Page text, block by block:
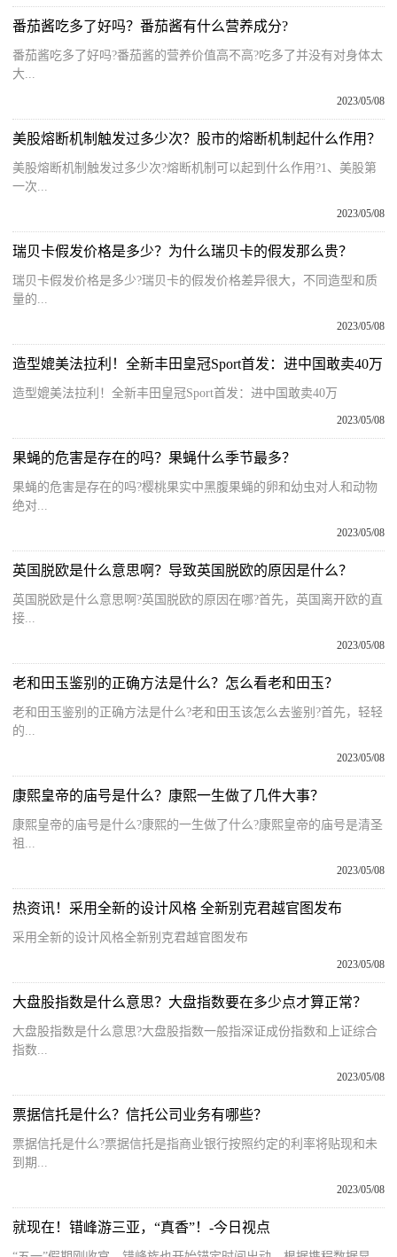
番茄酱吃多了好吗？番茄酱有什么营养成分?
番茄酱吃多了好吗?番茄酱的营养价值高不高?吃多了并没有对身体太
大...
2023/05/08
美股熔断机制触发过多少次？股市的熔断机制起什么作用？
美股熔断机制触发过多少次?熔断机制可以起到什么作用?1、美股第
一次...
2023/05/08
瑞贝卡假发价格是多少？为什么瑞贝卡的假发那么贵？
瑞贝卡假发价格是多少?瑞贝卡的假发价格差异很大，不同造型和质
量的...
2023/05/08
造型媲美法拉利！全新丰田皇冠Sport首发：进中国敢卖40万
造型媲美法拉利！全新丰田皇冠Sport首发：进中国敢卖40万
2023/05/08
果蝇的危害是存在的吗？果蝇什么季节最多？
果蝇的危害是存在的吗?樱桃果实中黑腹果蝇的卵和幼虫对人和动物
绝对...
2023/05/08
英国脱欧是什么意思啊？导致英国脱欧的原因是什么？
英国脱欧是什么意思啊?英国脱欧的原因在哪?首先，英国离开欧的直
接...
2023/05/08
老和田玉鉴别的正确方法是什么？怎么看老和田玉？
老和田玉鉴别的正确方法是什么?老和田玉该怎么去鉴别?首先，轻轻
的...
2023/05/08
康熙皇帝的庙号是什么？康熙一生做了几件大事？
康熙皇帝的庙号是什么?康熙的一生做了什么?康熙皇帝的庙号是清圣
祖...
2023/05/08
热资讯！采用全新的设计风格 全新别克君越官图发布
采用全新的设计风格全新别克君越官图发布
2023/05/08
大盘股指数是什么意思？大盘指数要在多少点才算正常？
大盘股指数是什么意思?大盘股指数一般指深证成份指数和上证综合
指数...
2023/05/08
票据信托是什么？信托公司业务有哪些？
票据信托是什么?票据信托是指商业银行按照约定的利率将贴现和未
到期...
2023/05/08
就现在！错峰游三亚，“真香”！-今日视点